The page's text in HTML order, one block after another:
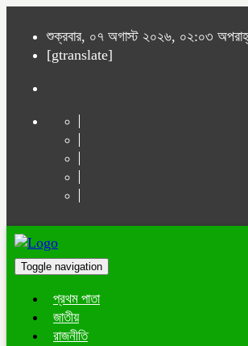
শুক্রবার, ০৭ অগাস্ট ২০২৬, ০২:০৩
[gtranslate]
Toggle navigation
প্রথম পাতা
জাতীয়
রাজনীতি